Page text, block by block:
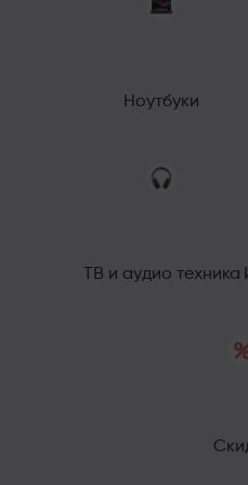
Ноутбуки
ТВ и аудио техника